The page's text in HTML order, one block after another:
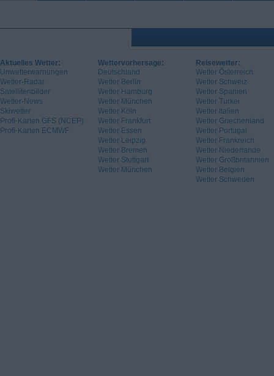
Aktuelles Wetter:
Unwetterwarnungen
Wetter-Radar
Satellitenbilder
Wetter-News
Skiwetter
Profi-Karten GFS (NCEP)
Profi-Karten ECMWF
Wettervorhersage:
Deutschland
Wetter Berlin
Wetter Hamburg
Wetter München
Wetter Köln
Wetter Frankfurt
Wetter Essen
Wetter Leipzig
Wetter Bremen
Wetter Stuttgart
Wetter München
Reisewetter:
Wetter Österreich
Wetter Schweiz
Wetter Spanien
Wetter Türkei
Wetter Italien
Wetter Griechenland
Wetter Portugal
Wetter Frankreich
Wetter Niederlande
Wetter Großbritannien
Wetter Belgien
Wetter Schweden